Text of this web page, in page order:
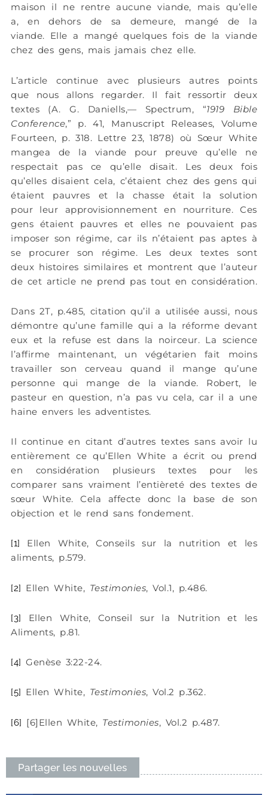
maison il ne rentre aucune viande, mais qu’elle
a, en dehors de sa demeure, mangé de la
viande. Elle a mangé quelques fois de la viande
chez des gens, mais jamais chez elle.
L’article continue avec plusieurs autres points
que nous allons regarder. Il fait ressortir deux
textes (A. G. Daniells,— Spectrum, “1919 Bible
Conference,” p. 41, Manuscript Releases, Volume
Fourteen, p. 318. Lettre 23, 1878) où Sœur White
mangea de la viande pour preuve qu’elle ne
respectait pas ce qu’elle disait. Les deux fois
qu’elles disaient cela, c’étaient chez des gens qui
étaient pauvres et la chasse était la solution
pour leur approvisionnement en nourriture. Ces
gens étaient pauvres et elles ne pouvaient pas
imposer son régime, car ils n’étaient pas aptes à
se procurer son régime. Les deux textes sont
deux histoires similaires et montrent que l’auteur
de cet article ne prend pas tout en considération.
Dans 2T, p.485, citation qu’il a utilisée aussi, nous
démontre qu’une famille qui a la réforme devant
eux et la refuse est dans la noirceur. La science
l’affirme maintenant, un végétarien fait moins
travailler son cerveau quand il mange qu’une
personne qui mange de la viande. Robert, le
pasteur en question, n’a pas vu cela, car il a une
haine envers les adventistes.
Il continue en citant d’autres textes sans avoir lu
entièrement ce qu’Ellen White a écrit ou prend
en considération plusieurs textes pour les
comparer sans vraiment l’entièreté des textes de
sœur White. Cela affecte donc la base de son
objection et le rend sans fondement.
[1]
Ellen White, Conseils sur la nutrition et les
aliments, p.579.
[2] Ellen White, Testimonies, Vol.1, p.486.
[3]
Ellen White, Conseil sur la Nutrition et les
Aliments, p.81.
[4] Genèse 3:22-24.
[5] Ellen White, Testimonies, Vol.2 p.362.
[6] [6]Ellen White, Testimonies, Vol.2 p.487.
Partager les nouvelles